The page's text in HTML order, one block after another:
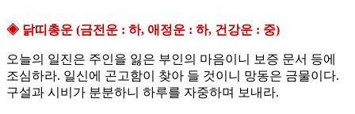
◈ 닭띠총운 (금전운 : 하, 애정운 : 하, 건강운 : 중)
오늘의 일진은 주인을 잃은 부인의 마음이니 보증 문서 등에
조심하라. 일신에 곤고함이 찾아 들 것이니 망동은 금물이다.
구설과 시비가 분분하니 하루를 자중하며 보내라.